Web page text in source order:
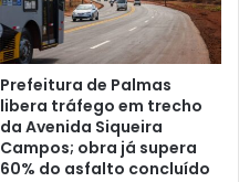
Prefeitura de Palmas
libera tráfego em trecho
da Avenida Siqueira
Campos; obra já supera
60% do asfalto concluído